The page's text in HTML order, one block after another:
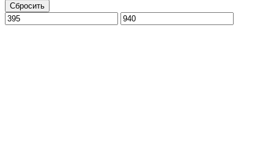
Сбросить